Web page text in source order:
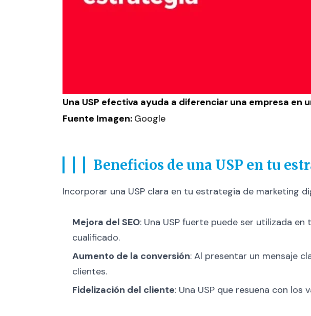
Una USP efectiva ayuda a diferenciar una empresa
Fuente Imagen: Google
Beneficios de una USP en tu
Incorporar una USP clara en tu estrategia de marketing
Mejora del SEO: Una USP fuerte puede ser utilizada
cualificado.
Aumento de la conversión: Al presentar un mensaje
clientes.
Fidelización del cliente: Una USP que resuena con